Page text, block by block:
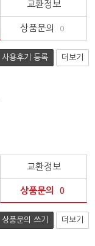
교환정보
상품문의 0
사용후기 등록 더보기
교환정보
상품문의 0
상품문의 쓰기 더보기